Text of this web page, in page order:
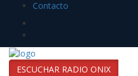
Contacto
ESCUCHAR RADIO ONIX